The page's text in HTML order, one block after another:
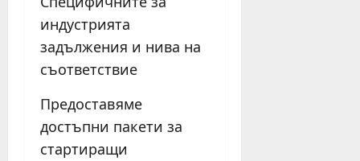
индустрията
задължения и нива на
съответствие
Предоставяме
достъпни пакети за
стартиращи